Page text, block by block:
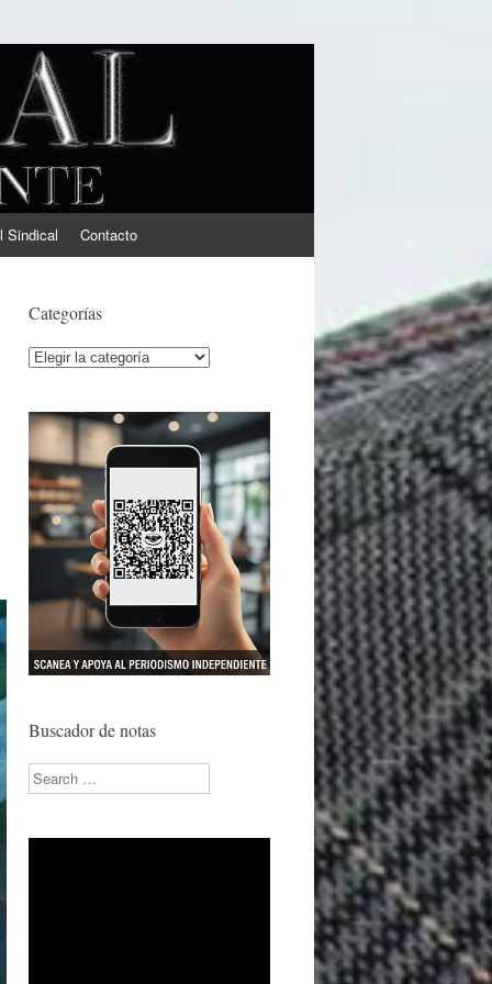
Sindical Contacto
Categorías
Categorías
Buscador de notas
Search